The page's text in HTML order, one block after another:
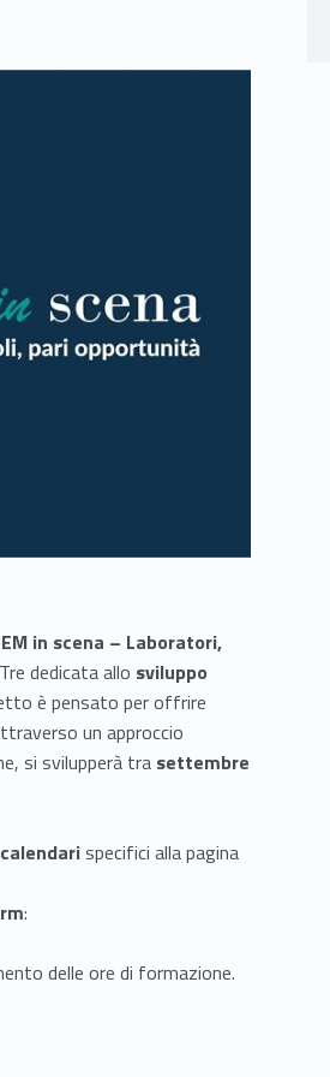
in scena – Laboratori,
dedicata allo sviluppo
è pensato per offrire
un approccio
si svilupperà tra settembre
calendarispecifici alla pagina
:
delle ore di formazione.